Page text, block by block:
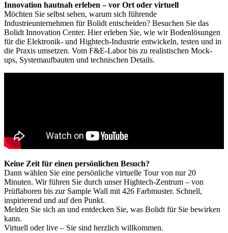
Innovation hautnah erleben – vor Ort oder virtuell
Möchten Sie selbst sehen, warum sich führende
Industrieunternehmen für Bolidt entscheiden? Besuchen Sie das
Bolidt Innovation Center. Hier erleben Sie, wie wir Bodenlösungen
für die Elektronik- und Hightech-Industrie entwickeln, testen und in
die Praxis umsetzen. Vom F&E-Labor bis zu realistischen Mock-
ups, Systemaufbauten und technischen Details.
Keine Zeit für einen persönlichen Besuch?
Dann wählen Sie eine persönliche virtuelle Tour von nur 20
Minuten. Wir führen Sie durch unser Hightech-Zentrum – von
Prüflaboren bis zur Sample Wall mit 426 Farbmuster. Schnell,
inspirierend und auf den Punkt.
Melden Sie sich an und entdecken Sie, was Bolidt für Sie bewirken
kann.
Virtuell oder live – Sie sind herzlich willkommen.